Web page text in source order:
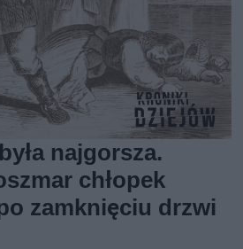
najgorsza.
chłopek
zamknięciu drzwi